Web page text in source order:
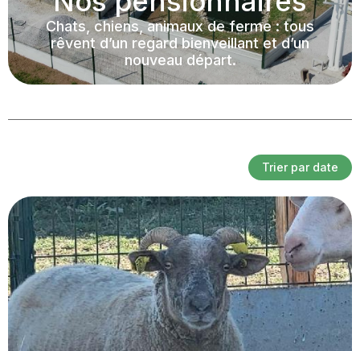
Chats, chiens, animaux de ferme : tous
rêvent d’un regard bienveillant et d’un
nouveau départ.
Trier par date